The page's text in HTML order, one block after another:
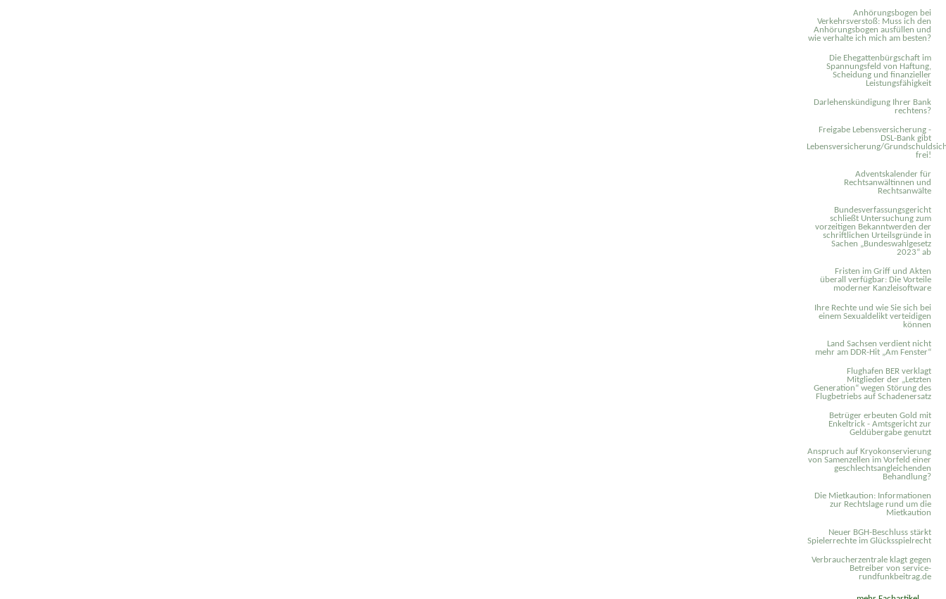
Anhörungsbogen bei
Verkehrsverstoß: Muss ich den
Anhörungsbogen ausfüllen und
wie verhalte ich mich am besten?
Die Ehegattenbürgschaft im
Spannungsfeld von Haftung,
Scheidung und finanzieller
Leistungsfähigkeit
Darlehenskündigung Ihrer Bank
rechtens?
Freigabe Lebensversicherung -
DSL-Bank gibt
Lebensversicherung/
frei!
Adventskalender für
Rechtsanwältinnen und
Rechtsanwälte
Bundesverfassungsgericht
schließt Untersuchung zum
vorzeitigen Bekanntwerden der
schriftlichen Urteilsgründe in
Sachen „Bundeswahlgesetz
2023“ ab
Fristen im Griff und Akten
überall verfügbar: Die Vorteile
moderner Kanzleisoftware
Ihre Rechte und wie Sie sich bei
einem Sexual­delikt verteidigen
können
Land Sachsen verdient nicht
mehr am DDR-Hit „Am Fenster“
Flughafen BER verklagt
Mitglieder der „Letzten
Generation“ wegen Störung des
Flugbetriebs auf Schadenersatz
Betrüger erbeuten Gold mit
Enkeltrick - Amtsgericht zur
Geldübergabe genutzt
Anspruch auf Kryokonservierung
von Samenzellen im Vorfeld einer
geschlechtsangleichenden
Behandlung?
Die Mietkaution: Informationen
zur Rechtslage rund um die
Mietkaution
Neuer BGH-Beschluss stärkt
Spielerrechte im Glücksspielrecht
Verbraucherzentrale klagt gegen
Betreiber von service-
rundfunkbeitrag.de